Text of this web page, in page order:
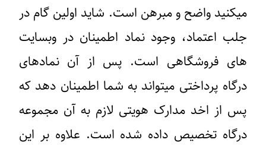
میکنید واضح و مبرهن است. شاید اولین گام در
جلب اعتماد، وجود نماد اطمینان در وبسایت
های فروشگاهی است. پس از آن نمادهای
درگاه پرداختی میتواند به شما اطمینان دهد که
پس از اخد مدارک هویتی لازم به آن مجموعه
درگاه تخصیص داده شده است. علاوه بر این